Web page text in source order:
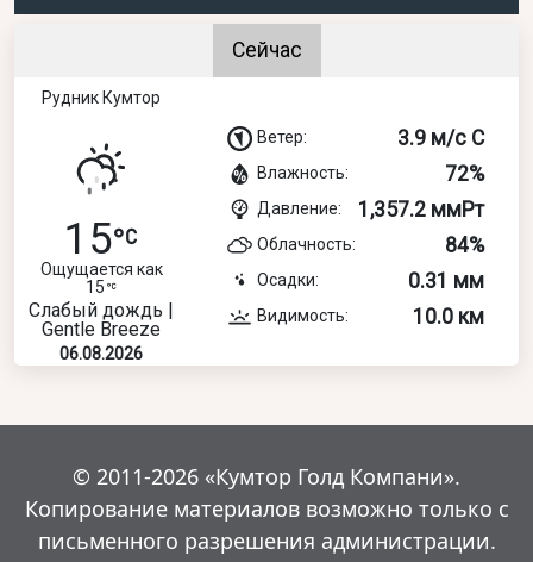
Сейчас
Рудник Кумтор
15
Ощущается как
15
Слабый дождь |
Gentle Breeze
06.08.2026
Ветер: 3.9 м/с С
Влажность: 72%
Давление: 1,357.2 ммРт
Облачность: 84%
Осадки: 0.31 мм
Видимость: 10.0 км
© 2011-2026 «Кумтор Голд Компани».
Копирование материалов возможно только с
письменного разрешения администрации.